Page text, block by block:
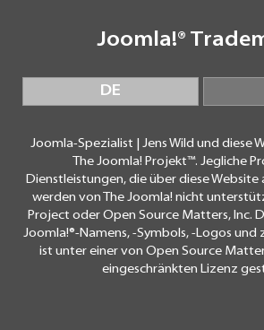
Joomla!®
DE
Joomla-Spezialist | Jens Wild und diese
The Joomla! Projekt™. Jegliche
Dienstleistungen, die über diese
werden von The Joomla! nicht
Project oder Open Source Matters, Inc.
Joomla!®-Namens, -Symbols, -Logos und
ist unter einer von Open Source
eingeschränkten Lizenz